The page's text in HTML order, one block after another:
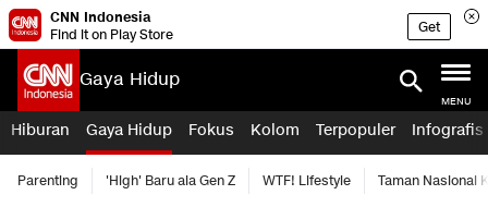
CNN Indonesia
Find it on Play Store
Get
Gaya Hidup
MENU
Hiburan Gaya Hidup Fokus Kolom Terpopuler Infografis
Parenting 'High' Baru ala Gen Z WTF! Lifestyle Taman Nasional